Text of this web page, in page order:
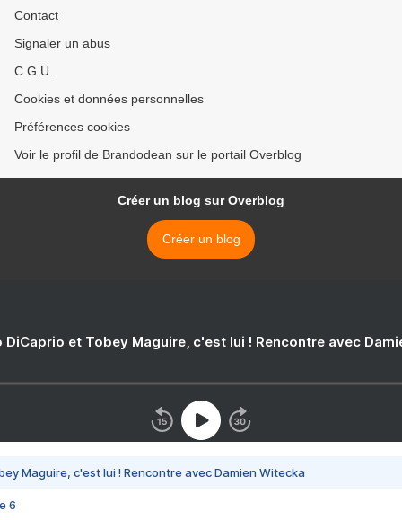
Contact
Signaler un abus
C.G.U.
Cookies et données personnelles
Préférences cookies
Voir le profil de Brandodean sur le portail Overblog
Créer un blog sur Overblog
Créer un blog
DiCaprio et Tobey Maguire, c'est lui ! Rencontre avec
Maguire, c'est lui ! Rencontre avec Damien Witecka
6